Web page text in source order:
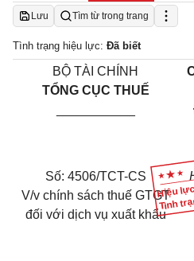
Lưu Tìm từ trong trang
Tình trạng hiệu lực: Đã biết
Hiệu
Tình
BỘ TÀI CHÍNH
TỔNG CỤC THUẾ
Số: 4506/TCT-CS
V/v chính sách thuế GTGT
đối với dịch vụ xuất khẩu